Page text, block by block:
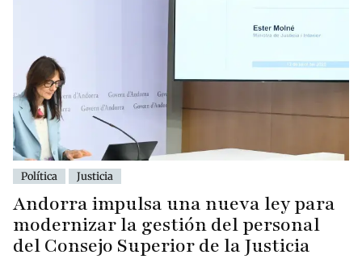
Política Justicia
Andorra impulsa una nueva ley para
modernizar la gestión del personal
del Consejo Superior de la Justicia